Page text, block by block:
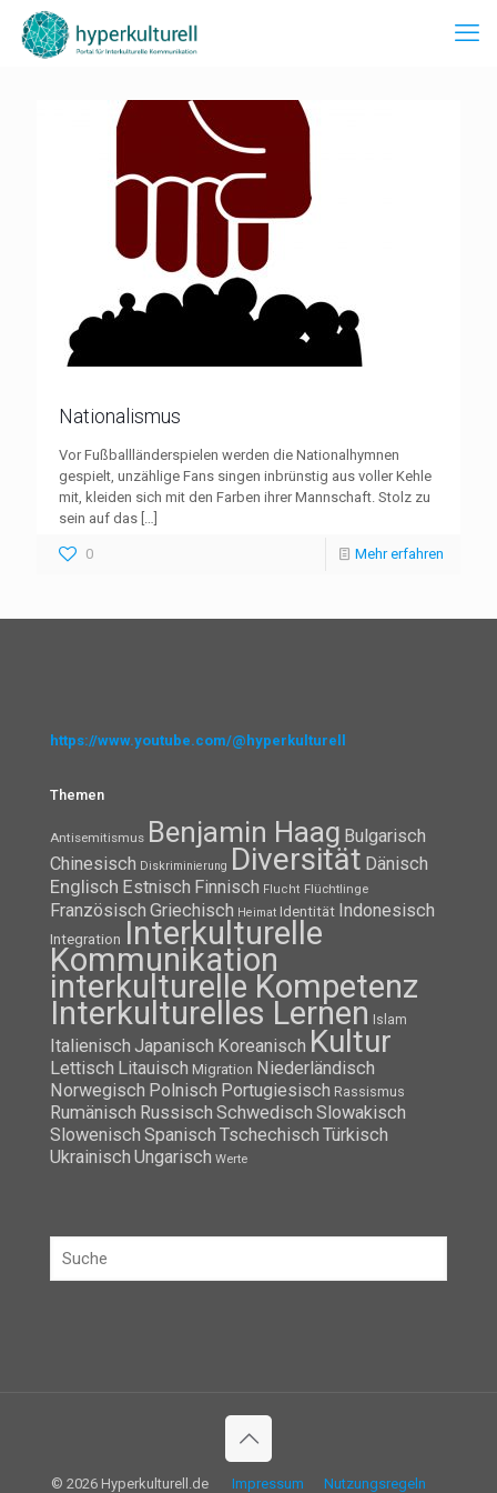
Nationalismus
Vor Fußballländerspielen werden die Nationalhymnen
gespielt, unzählige Fans singen inbrünstig aus voller Kehle
mit, kleiden sich mit den Farben ihrer Mannschaft. Stolz zu
sein auf das […]
0 Mehr erfahren
https://www.youtube.com/@hyperkulturell
Themen
Antisemitismus Benjamin Haag Bulgarisch
Chinesisch Diskriminierung Diversität Dänisch
Englisch Estnisch Finnisch Flucht Flüchtlinge
Französisch Griechisch Heimat Identität Indonesisch
Integration Interkulturelle
Kommunikation
interkulturelle Kompetenz
Interkulturelles Lernen Islam
Italienisch Japanisch Koreanisch Kultur
Lettisch Litauisch Migration Niederländisch
Norwegisch Polnisch Portugiesisch Rassismus
Rumänisch Russisch Schwedisch Slowakisch
Slowenisch Spanisch Tschechisch Türkisch
Ukrainisch Ungarisch Werte
© 2026 Hyperkulturell.de Impressum Nutzungsregeln